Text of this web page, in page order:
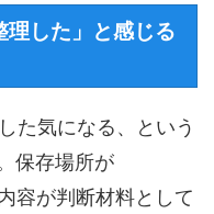
理した」と感じる
た気になる、という
保存場所が
容が判断材料として